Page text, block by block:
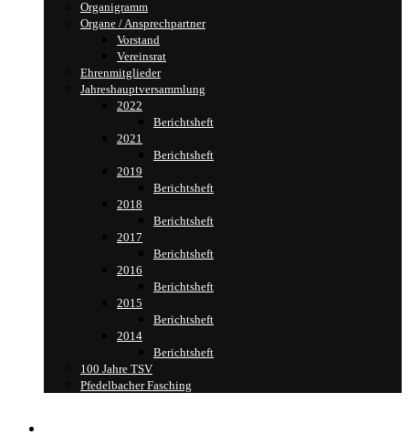
Organigramm
Organe / Ansprechpartner
Vorstand
Vereinsrat
Ehrenmitglieder
Jahreshauptversammlung
2022
Berichtsheft
2021
Berichtsheft
2019
Berichtsheft
2018
Berichtsheft
2017
Berichtsheft
2016
Berichtsheft
2015
Berichtsheft
2014
Berichtsheft
100 Jahre TSV
Pfedelbacher Fasching